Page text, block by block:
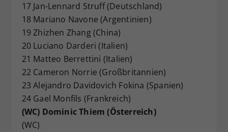
17 Jan-Lennard Struff (Deutschland)
18 Mariano Navone (Argentinien)
19 Zhizhen Zhang (China)
20 Luciano Darderi (Italien)
21 Matteo Berrettini (Italien)
22 Cameron Norrie (Großbritannien)
23 Alejandro Davidovich Fokina (Spanien)
24 Gael Monfils (Frankreich)
(WC) Dominic Thiem (Österreich)
(WC)